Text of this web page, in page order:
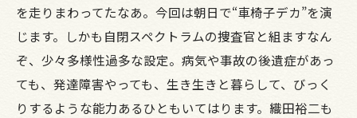
を走りまわってたなあ。今回は朝日で“車椅子デカ”を演
じます。しかも自閉スペクトラムの捜査官と組ますなん
ぞ、少々多様性過多な設定。病気や事故の後遺症があっ
ても、発達障害やっても、生き生きと暮らして、びっく
りするような能力あるひともいてはります。織田裕二も